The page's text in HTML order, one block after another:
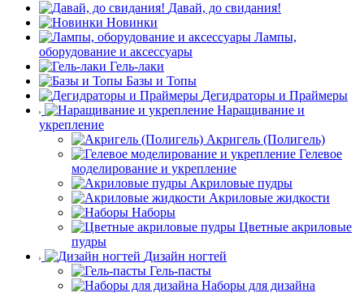
Давай, до свидания!
Новинки
Лампы,
оборудование и аксессуары
Гель-лаки
Базы и Топы
Дегидраторы и Праймеры
Наращивание и
укрепление
Акригель (Полигель)
Гелевое
моделирование и укрепление
Акриловые пудры
Акриловые жидкости
Наборы
Цветные акриловые
пудры
Дизайн ногтей
Гель-пасты
Наборы для дизайна